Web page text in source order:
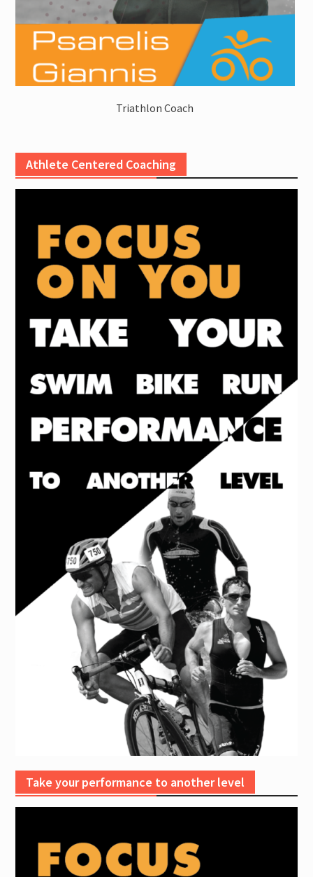
Triathlon Coach
Athlete Centered Coaching
Take your performance to another level